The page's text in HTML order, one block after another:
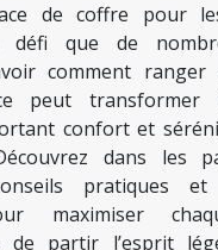
de coffre pour
défi que de
comment ranger
peut transformer
confort et
dans les
pratiques et
maximiser
de partir l’esprit